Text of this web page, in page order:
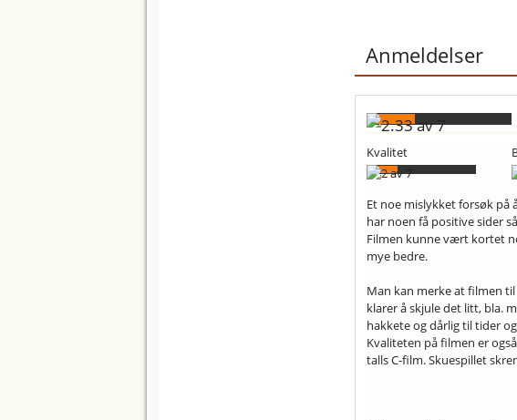
Anmeldelser
Kvalitet
Et noe mislykket forsøk på
har noen få positive sider
Filmen kunne vært kortet
mye bedre.
Man kan merke at filmen
klarer å skjule det litt, bla.
hakkete og dårlig til tider
Kvaliteten på filmen er
talls C-film. Skuespillet